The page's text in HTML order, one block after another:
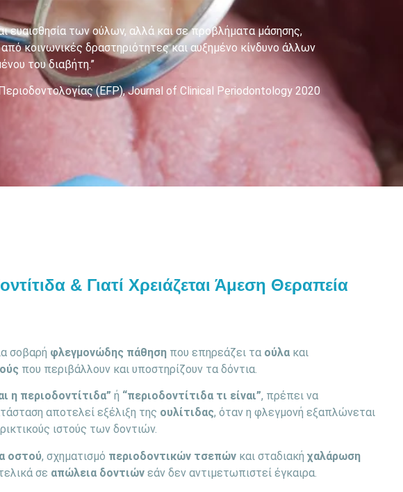
ευαισθησία των ούλων, αλλά και σε προβλήματα μάσησης,
κοινωνικές δραστηριότητες και αυξημένο κίνδυνο άλλων
του διαβήτη.”
(EFP), Journal of Clinical Periodontology 2020
& Γιατί Χρειάζεται Άμεση Θεραπεία
σοβαρή φλεγμονώδης πάθησηπου επηρεάζει τα ούλακαι
που περιβάλλουν και υποστηρίζουν τα δόντια.
η περιοδοντίτιδα” ή “περιοδοντίτιδα τι είναι”, πρέπει να
αποτελεί εξέλιξη της ουλίτιδας, όταν η φλεγμονή εξαπλώνεται
ιστούς των δοντιών.
οστού, σχηματισμό περιοδοντικών τσεπώνκαι σταδιακή χαλάρωση
σε απώλεια δοντιώνεάν δεν αντιμετωπιστεί έγκαιρα.